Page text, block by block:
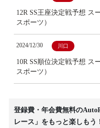
12R SS王座決定戦予想 ス
スポーツ）
2024/12/30 川口
10R SS順位決定戦予想 ス
スポーツ）
登録費・年会費無料の
レース」をもっと楽しもう